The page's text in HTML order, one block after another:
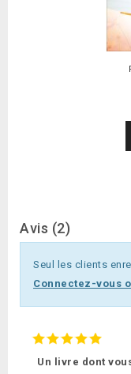
Avis (2)
Seul les clients
Connectez-vous
Un livre dont